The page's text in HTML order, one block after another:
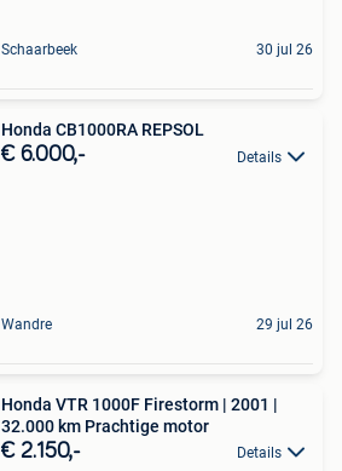
Schaarbeek 30 jul 26
Honda CB1000RA REPSOL
€ 6.000,- Details
Wandre 29 jul 26
Honda VTR 1000F Firestorm | 2001 |
32.000 km Prachtige motor
€ 2.150,- Details